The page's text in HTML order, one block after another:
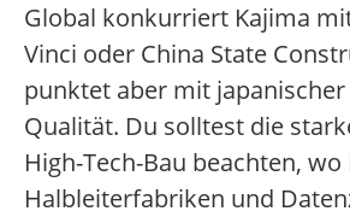
Global konkurriert Kajima
Vinci oder China State
punktet aber mit
Qualität. Du solltest die
High-Tech-Bau beachten, wo
Halbleiterfabriken und